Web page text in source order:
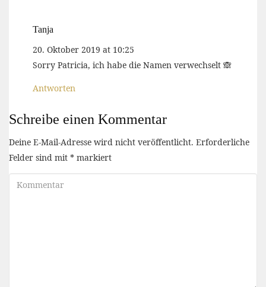
Tanja
20. Oktober 2019 at 10:25
Sorry Patricia, ich habe die Namen verwechselt 🙈
Antworten
Schreibe einen Kommentar
Deine E-Mail-Adresse wird nicht veröffentlicht. Erforderliche
Felder sind mit * markiert
Kommentar